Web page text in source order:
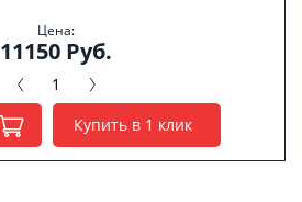
Цена:
11150 Руб.
Купить в 1 клик